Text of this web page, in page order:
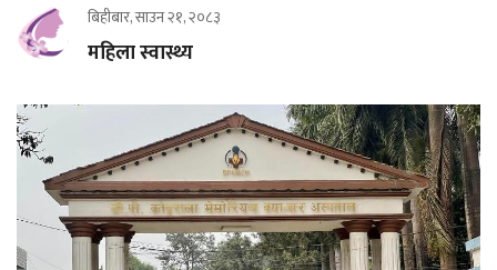
बिहीबार, साउन २१, २०८३
महिला स्वास्थ्य